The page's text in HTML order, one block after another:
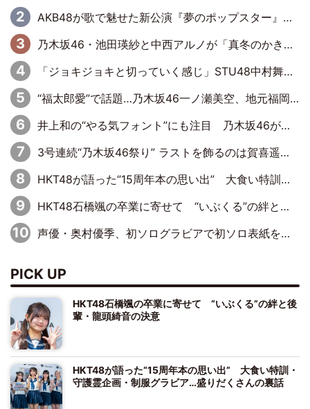
AKB48が歌で魅せた新公演『夢のポップスター』 初日から全身全霊のステージ
乃木坂46・池田瑛紗と中西アルノが「真冬のかき氷」騒動で火花散らす！ 因縁の裏にあるのは、逆境をともに“凌”ぐ似た者同士の絆
「ジョキジョキと切っていく感じ」STU48中村舞、新しい挑戦は自らの手で
“福太郎愛”で話題…乃木坂46一ノ瀬美空、地元福岡『めんべい25周年トップサポーター』に就任
井上和の“やる気フォント”にも注目 乃木坂46が挑んだ書道パフォーマンスの舞台裏
3号連続“乃木坂46祭り” ラストを飾るのは賀喜遥香…5年ぶりの登場に「5年分大人になった私を見ていただけたら」
HKT48が語った“15周年本の思い出” 大食い特訓・守護霊企画・制服グラビア…盛りだくさんの裏話
HKT48石橋颯の卒業に寄せて “いぶくる”の絆と後輩・龍頭綺音の決意
声優・奥村優季、初ソログラビアで初ソロ表紙を飾る！ 初めて見せる表情や、声優を志したきっかけなどを語った必読のインタビューを掲載
PICK UP
HKT48石橋颯の卒業に寄せて “いぶくる”の絆と後
輩・龍頭綺音の決意
HKT48が語った“15周年本の思い出” 大食い特訓・
守護霊企画・制服グラビア…盛りだくさんの裏話